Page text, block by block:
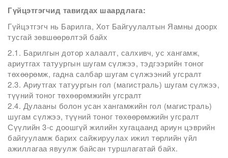
Гүйцэтгэгчид тавигдах шаардлага:
Гүйцэтгэгч нь Барилга, Хот Байгуулалтын Яамны доорх
тусгай зөвшөөрөлтэй байх
2.1. Барилгын дотор халаалт, салхивч, ус хангамж,
ариутгах татуургын шугам сүлжээ, тэдгээрийн тоног
төхөөрөмж, гадна салбар шугам сүлжээний угсралт
2.3. Ариутгах татуургын гол (магистраль) шугам сүлжээ,
түүний тоног төхөөрөмжийн угсралт
2.4. Дулааны болон усан хангамжийн гол (магистраль)
шугам сүлжээ, түүний тоног төхөөрөмжийн угсралт
Сүүлийн 3-с доошгүй жилийн хугацаанд ариун цэврийн
байгууламж барих сайжируулах ижил төрлийн үйл
ажиллагаа явуулж байсан туршлагатай байх.